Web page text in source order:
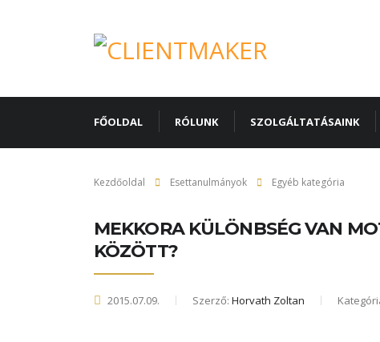
FŐOLDAL RÓLUNK SZOLGÁLTATÁSAINK
Kezdőoldal Esettanulmányok Egyéb kategória
MEKKORA KÜLÖNBSÉG VAN
KÖZÖTT?
2015.07.09. Szerző: Horvath Zoltan